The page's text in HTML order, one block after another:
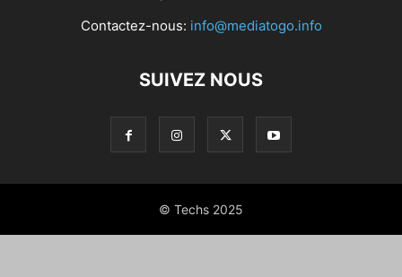
Contactez-nous: info@mediatogo.info
SUIVEZ NOUS
© Techs 2025